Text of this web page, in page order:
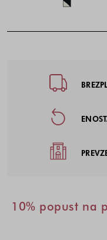
Noga
10% popust na